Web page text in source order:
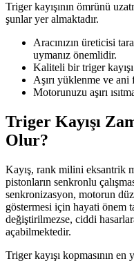
Triger kayışının ömrünü
şunlar yer almaktadır.
Aracınızın üreticisi
uymanız önemlidir.
Kaliteli bir triger
Aşırı yüklenme ve ani
Motorunuzu aşırı
Triger Kayışı
Olur?
Kayış, rank milini eksantrik
pistonların senkronlu
senkronizasyon, motorun
göstermesi için hayati önem
değiştirilmezse, ciddi
açabilmektedir.
Triger kayışı kopmasının en